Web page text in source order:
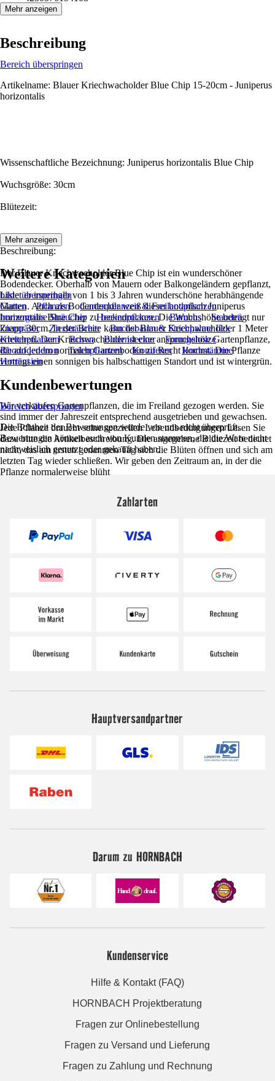
Mehr anzeigen
Beschreibung
Bereich überspringen
Artikelname: Blauer Kriechwacholder Blue Chip 15-20cm - Juniperus
horizontalis
Wissenschaftliche Bezeichnung: Juniperus horizontalis Blue Chip
Wuchsgröße: 30cm
Blütezeit:
Beschreibung:
Der Blauer Kriechwacholder Blue Chip ist ein wunderschöner
Bodendecker. Oberhalb von Mauern oder Balkongeländern gepflanzt,
bildet er innerhalb von 1 bis 3 Jahren wunderschöne herabhängende
Matten. Auch als Bodendecker weiß dieser botanisch Juniperus
horizontalis Blue Chip zu beeindrucken. Die Wuchshöhe beträgt nur
knapp 30cm. In der Breite kann der Blauer Kriechwacholder 1 Meter
erreichen. Der Kriechwacholder ist eine anspruchslose Gartenpflanze,
die auf jedem normalen Gartenboden zu Recht kommt. Die Pflanze
verträgt einen sonnigen bis halbschattigen Standort und ist wintergrün.
Wir verkaufen Gartenpflanzen, die im Freiland gezogen werden. Sie
sind immer der Jahreszeit entsprechend ausgetrieben und gewachsen.
Jede Pflanze braucht seine speziellen Lebendbedingungen Lesen Sie
dazu bitte die Artikelbeschreibung. Die angegebene Blütezeit bedeutet
nicht, das am ersten genannten Tag sich die Blüten öffnen und sich am
letzten Tag wieder schließen. Wir geben den Zeitraum an, in der die
Pflanze normalerweise blüht
Mehr anzeigen
Weitere Kategorien
Liste überspringen
Garten
Pflanzen
Gartenpflanzen & Freilandpflanzen
Immergrüne Sträucher
Heckenpflanzen Bambus
Stauden
Ziergräser
Ziersträucher
Buchsbaum & Stechpalme Ilex
Kletterpflanzen
Rosen Bodendecker
Formgehölze
Rhododendron
Teichpflanzen Koniferen
Hochstämme
Hortensien
Kundenbewertungen
Bereich überspringen
Die Echtheit der Bewertungen wurde von uns nicht überprüft.
Bewertungen können auch von Kunden stammen, die die Ware nicht
nachweislich genutzt oder gekauft haben.
Zahlarten
Hauptversandpartner
Darum zu HORNBACH
Kundenservice
Hilfe & Kontakt (FAQ)
HORNBACH Projektberatung
Fragen zur Onlinebestellung
Fragen zu Versand und Lieferung
Fragen zu Zahlung und Rechnung